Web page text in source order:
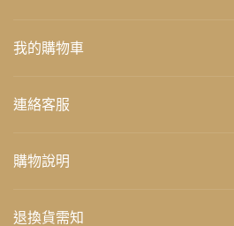
我的購物車
連絡客服
購物說明
退換貨需知